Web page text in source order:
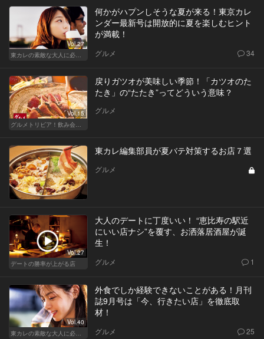
Vol.27
東カレの素敵な大人に必要なこと
何かがハプンしそうな夏が来る！東京カレ
ンダー最新号は開放的に夏を楽しむヒント
が満載！
グルメ 34
Vol.15
グルメトリビア！飲み会やデートで会話のネタになるQ＆A
戻りガツオが美味しい季節！「カツオのた
たき」の“たたき”ってどういう意味？
グルメ
東カレ編集部員が夏バテ対策するお店７選
グルメ
Vol.27
デートの勝率が上がる店
大人のデートに丁度いい！ “恵比寿の駅近
にいい店ナシ”を覆す、お洒落居酒屋が誕
生！
グルメ 1
Vol.40
外食でしか経験できないことがある！月刊
誌9月号は「今、行きたい店」を徹底取
材！
グルメ 25